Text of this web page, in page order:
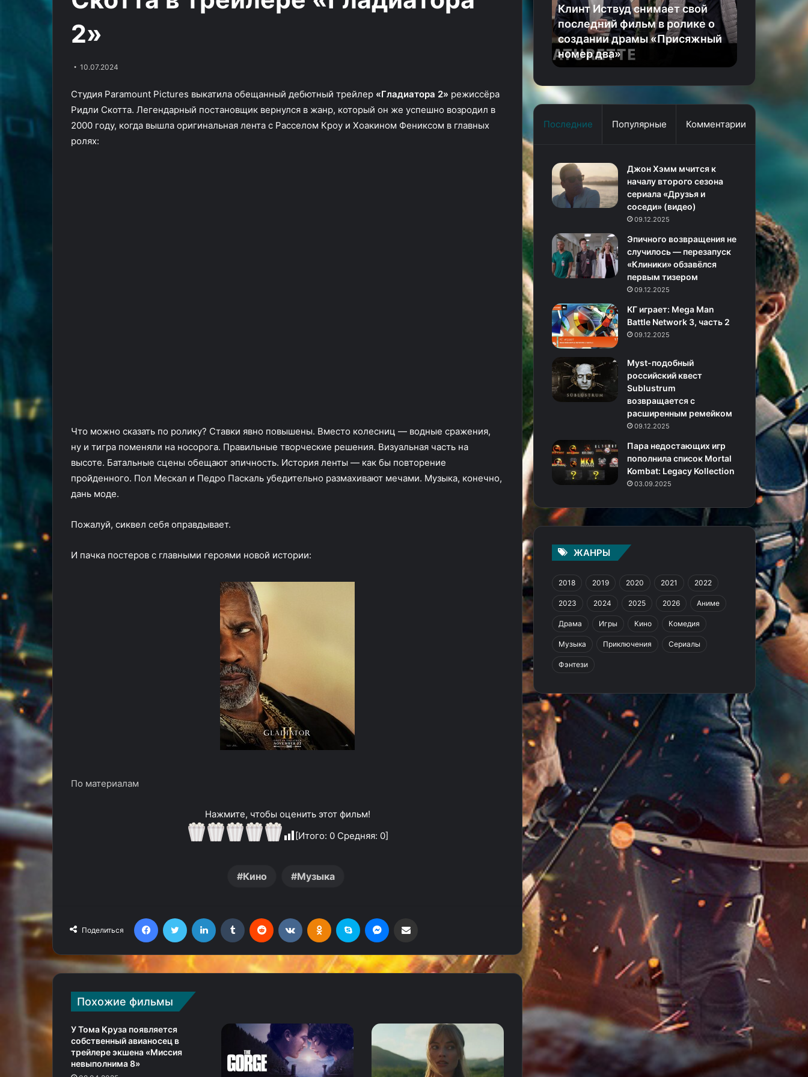
2»
10.07.2024
Студия Paramount Pictures выкатила обещанный дебютный трейлер «Гладиатора 2» режиссёра
Ридли Скотта. Легендарный постановщик вернулся в жанр, который он же успешно возродил в
2000 году, когда вышла оригинальная лента с Расселом Кроу и Хоакином Фениксом в главных
ролях:
Что можно сказать по ролику? Ставки явно повышены. Вместо колесниц — водные сражения,
ну и тигра поменяли на носорога. Правильные творческие решения. Визуальная часть на
высоте. Батальные сцены обещают эпичность. История ленты — как бы повторение
пройденного. Пол Мескал и Педро Паскаль убедительно размахивают мечами. Музыка, конечно,
дань моде.
Пожалуй, сиквел себя оправдывает.
И пачка постеров с главными героями новой истории:
По материалам
Нажмите, чтобы оценить этот фильм!
[Итого: 0Средняя: 0]
Кино Музыка
Поделиться
FacebookTwitter LinkedIn Tumblr Reddit ВконтактеОдноклассники
Skype
Похожие фильмы
У Тома Круза появляется
собственный авианосец в
трейлере экшена «Миссия
невыполнима 8»
Злой Марк Хэмилл гонит
тинейджеров на убой в
трейлере ужастика «Долгая
15.02.2025
Remaster
дату
выхода
Anniversary Remaster —
фильм
в
ролике
о
создании
драмы
номер
два»
Клинт Иствуд снимает свой
последний фильм в ролике о
создании драмы «Присяжный
номер два»
закрытого
бета-
теста
мире
NTE:
трейлер
открытом
Последние Популярные Комментарии
Джон Хэмм мчится к
началу второго сезона
сериала «Друзья и
соседи» (видео)
09.12.2025
Эпичного возвращения не
случилось — перезапуск
«Клиники» обзавёлся
первым тизером
09.12.2025
KГ игpaeт: Mega Man
Battle Network 3, часть 2
09.12.2025
Myst-подобный
российский квест
Sublustrum
возвращается с
расширенным ремейком
09.12.2025
Пара недостающих игр
пополнила список Mortal
Kombat: Legacy Kollection
03.09.2025
ЖАНРЫ
2018 2019 2020 2021 2022
2023 2024 2025 2026 Аниме
Драма Игры Кино Комедия
Музыка Приключения Сериалы
Фэнтези